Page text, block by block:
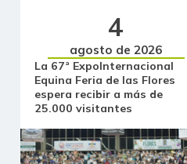
4
agosto de 2026
La 67ª ExpoInternacional
Equina Feria de las Flores
espera recibir a más de
25.000 visitantes